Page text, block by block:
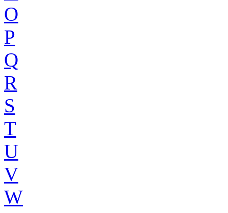
O
P
Q
R
S
T
U
V
W